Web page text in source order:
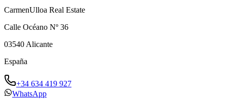
CarmenUlloa Real Estate
Calle Océano Nº 36
03540 Alicante
España
+34 634 419 927
WhatsApp